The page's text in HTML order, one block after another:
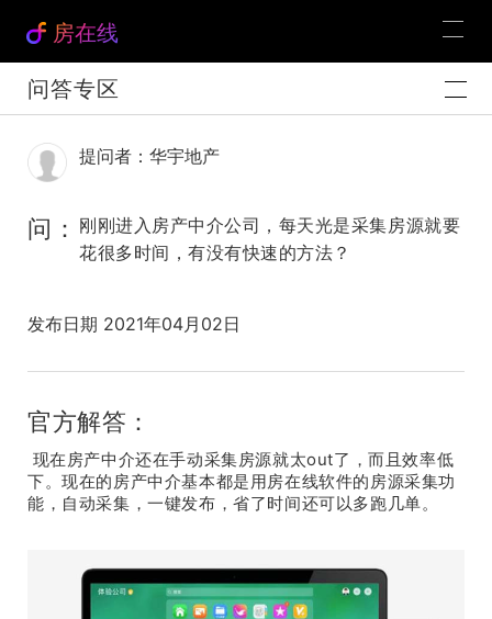
房在线
问答专区
提问者：华宇地产
问： 刚刚进入房产中介公司，每天光是采集房源就要
花很多时间，有没有快速的方法？
发布日期 2021年04月02日
官方解答：
现在房产中介还在手动采集房源就太out了，而且效率低
下。现在的房产中介基本都是用房在线软件的房源采集功
能，自动采集，一键发布，省了时间还可以多跑几单。